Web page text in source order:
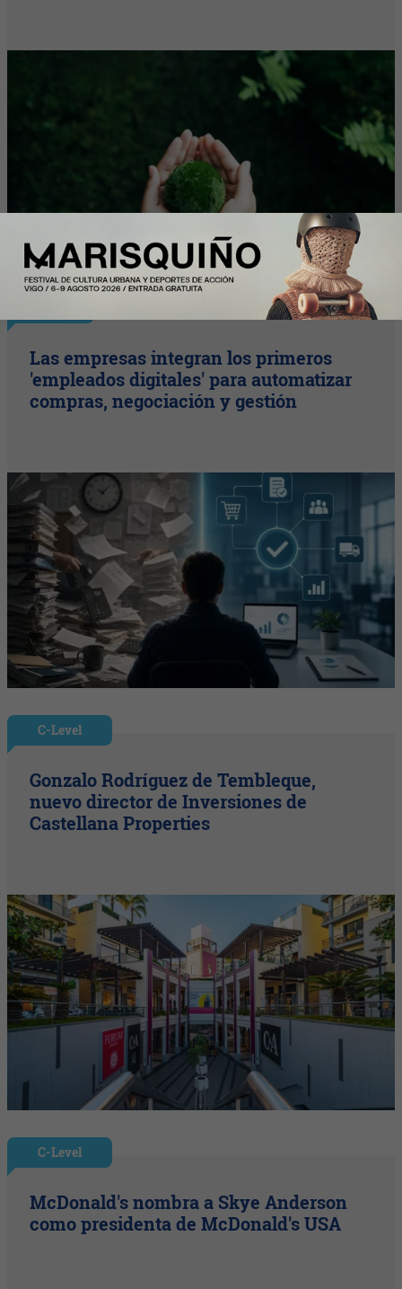
Las empresas integran los primeros
'empleados digitales' para automatizar
compras, negociación y gestión
C-Level
Gonzalo Rodríguez de Tembleque,
nuevo director de Inversiones de
Castellana Properties
C-Level
McDonald's nombra a Skye Anderson
como presidenta de McDonald's USA